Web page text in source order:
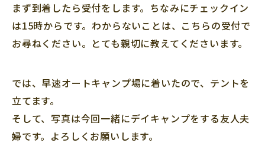
まず到着したら受付をします。ちなみにチェックイン
は15時からです。わからないことは、こちらの受付で
お尋ねください。とても親切に教えてくださいます。
では、早速オートキャンプ場に着いたので、テントを
立てます。
そして、写真は今回一緒にデイキャンプをする友人夫
婦です。よろしくお願いします。